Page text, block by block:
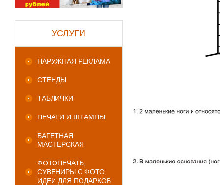
УСЛУГИ
НАРУЖНАЯ РЕКЛАМА
СТЕНДЫ
ТАБЛИЧКИ
ПЕЧАТИ И ШТАМПЫ
БАГЕТНАЯ
МАСТЕРСКАЯ
ФОТОПЕЧАТЬ,
СУВЕНИРЫ С ФОТО,
ИДЕИ ДЛЯ ПОДАРКОВ